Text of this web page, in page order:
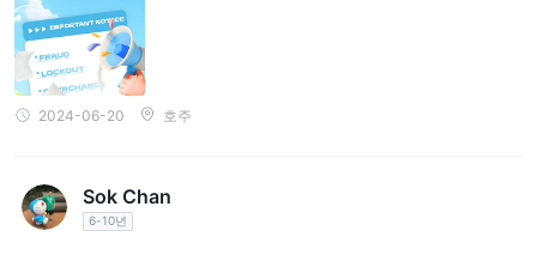
지원합니다.
고객 서비스
CDO Markets은 고객이 도움을 요청할 수 있는 다양한 채널을 제공
support@cdomarkets.com
WhatsApp 및 Telegram
2024-06-20 호주
Sok Chan
6-10년